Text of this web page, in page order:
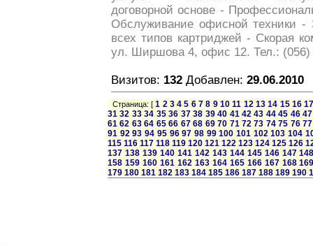
договорной основе -
Обслуживание офисной техники -
всех типов картриджей - Скорая
ул. Ширшова 4, офис 12. Тел.: (056)
Визитов: 132 Добавлен: 29.06.2010
Страница: [1 2 3 4 5 6 7 8 9 10 11 12 13 14 15 16
31 32 33 34 35 36 37 38 39 40 41 42 43 44 45 46 47
61 62 63 64 65 66 67 68 69 70 71 72 73 74 75 76 77
91 92 93 94 95 96 97 98 99 100 101 102 103 104
115 116 117 118 119 120 121 122 123 124 125 126
137 138 139 140 141 142 143 144 145 146 147
158 159 160 161 162 163 164 165 166 167 168
179 180 181 182 183 184 185 186 187 188 189 190